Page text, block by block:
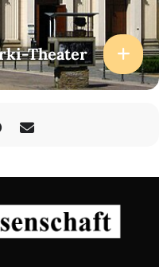
Theater